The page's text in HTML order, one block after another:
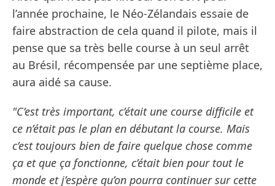
l’année prochaine, le Néo-Zélandais essaie de
faire abstraction de cela quand il pilote, mais il
pense que sa très belle course à un seul arrêt
au Brésil, récompensée par une septième place,
aura aidé sa cause.
"C’est très important, c’était une course difficile et
ce n’était pas le plan en débutant la course. Mais
c’est toujours bien de faire quelque chose comme
ça et que ça fonctionne, c’était bien pour tout le
monde et j’espère qu’on pourra continuer sur cette